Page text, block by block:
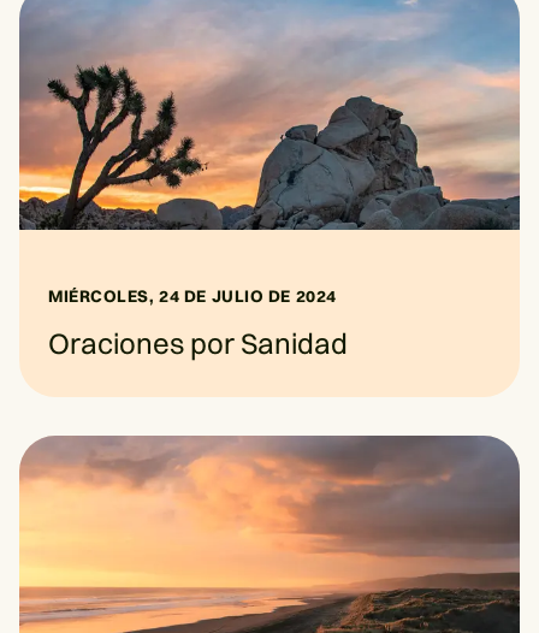
MIÉRCOLES, 24 DE JULIO DE 2024
Oraciones por Sanidad